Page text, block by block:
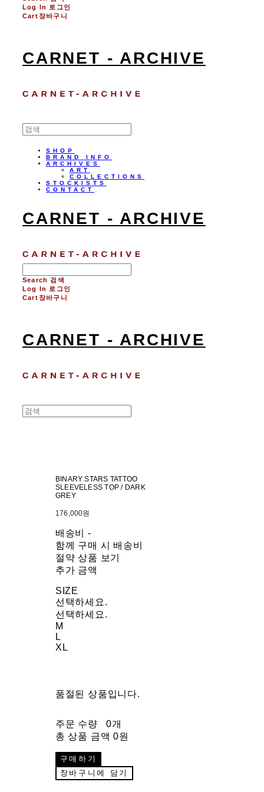
Log In
로그인
Cart장바구니
CARNET - ARCHIVE
SHOP
BRAND INFO
ARCHIVES
ART
COLLECTIONS
STOCKISTS
CONTACT
CARNET - ARCHIVE
Search 검색
Log In
로그인
Cart장바구니
CARNET - ARCHIVE
BINARY STARS TATTOO
SLEEVELESS TOP / DARK
GREY
176,000원
배송비 -
함께 구매 시 배송비
절약 상품 보기
추가 금액
SIZE
선택하세요.
선택하세요.
M
L
XL
품절된 상품입니다.
주문 수량
0개
총 상품 금액 0원
구매하기
장바구니에 담기